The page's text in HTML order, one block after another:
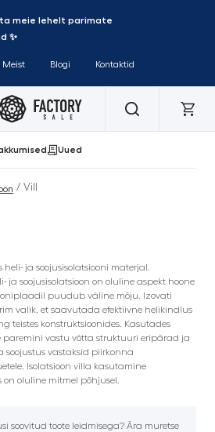
meie lehelt parimate
✨
Meist Blogi Kontaktid
Uued
/ Vill
ja soojusisolatsiooni materjal.
ja soojusisolatsioon on oluline aspekt hoone
puudub väline mõju. Izovati
valik, et saavutada efektiivne helikindlus
teistes konstruktsioonides. Kasutades
paremini vastu võtta struktuuri eripärad ja
soojustus vastaksid piirkonna
Isolatsioon villa kasutamine
on oluline mitmel põhjusel.
soovitud toote leidmisega? Ära muretse